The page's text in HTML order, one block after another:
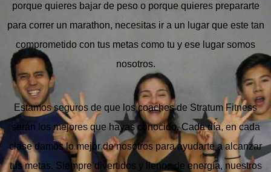
porque quieres bajar de peso o porque quieres prepararte
para correr un marathon, necesitas ir a un lugar que este tan
comprometido con tus metas como tu y ese lugar somos
nosotros.
Estamos seguros de que los coaches de Stratum Fitness
serán los mejores que hayas conocido. Cada día, en cada
clase damos lo mejor de nosotros para ayudarte a alcanzar
tus metas. Siempre divertidos y llenos de energía, nuestros